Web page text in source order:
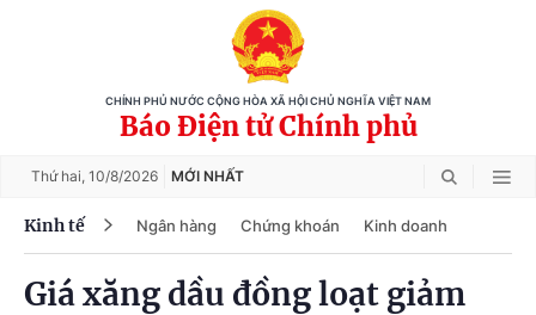
CHÍNH PHỦ NƯỚC CỘNG HÒA XÃ HỘI CHỦ NGHĨA VIỆT NAM
Báo Điện tử Chính phủ
Thứ hai, 10/8/2026 MỚI NHẤT
Kinh tế Ngân hàng Chứng khoán Kinh doanh
Giá xăng dầu đồng loạt giảm